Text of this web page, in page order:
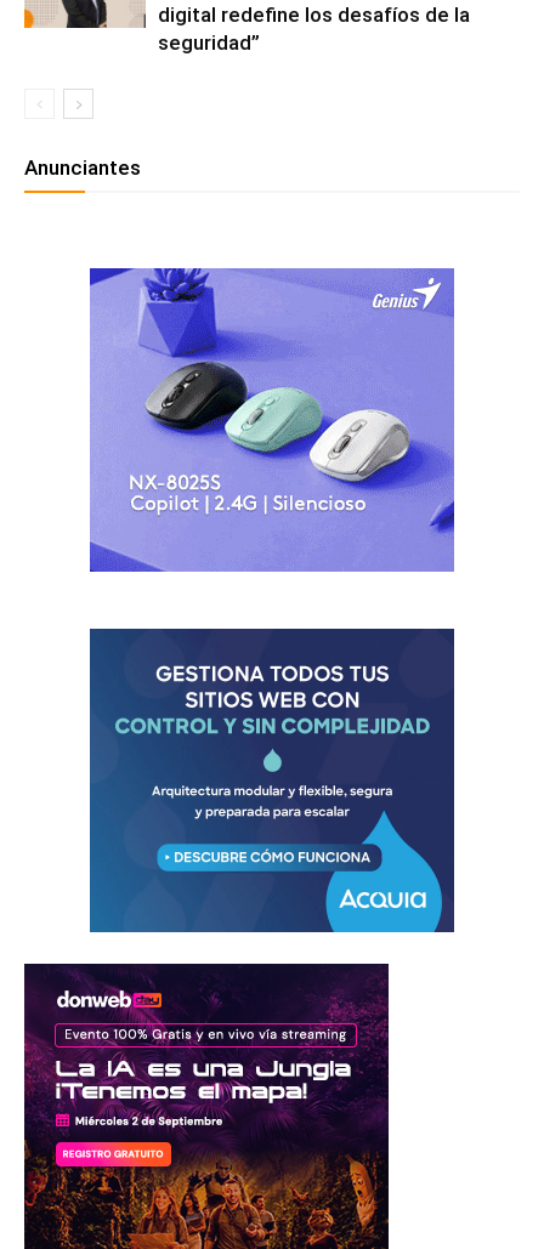
digital redefine los desafíos de la
seguridad”
Anunciantes